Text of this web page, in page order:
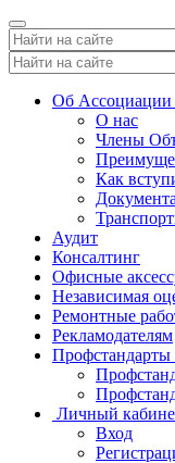
Toggle
navigation
Об Ассоциации
О нас
Члены
Как
Аудит
Консалтинг
Офисные
Независимая
Ремонтные
Рекламодателям
Профстандарты
Личный
Вход